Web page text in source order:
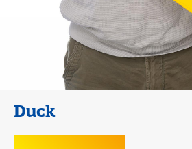
Duck